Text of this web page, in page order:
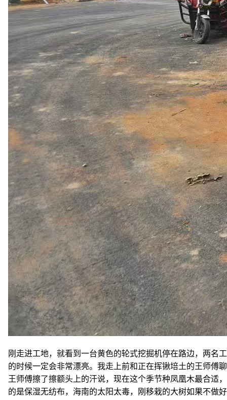
刚走进工地，就看到一台黄色的轮式挖掘机停在路边，两名
的时候一定会非常漂亮。我走上前和正在挥锹培土的王师傅
王师傅擦了擦额头上的汗说，现在这个季节种凤凰木最合适
的是保湿无纺布，海南的太阳太毒，刚移栽的大树如果不做